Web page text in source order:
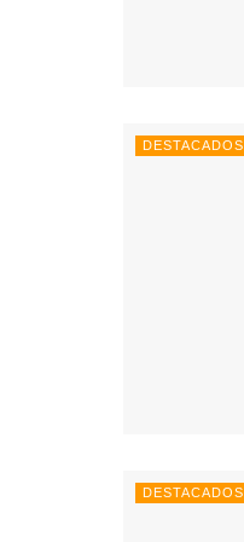
DESTACADOS
DESTACADOS